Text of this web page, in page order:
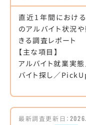
直近1年間におけ
のアルバイト状況
きる調査レポート
【主な項目】
アルバイト就業実
バイト探し／
最新調査更新日：